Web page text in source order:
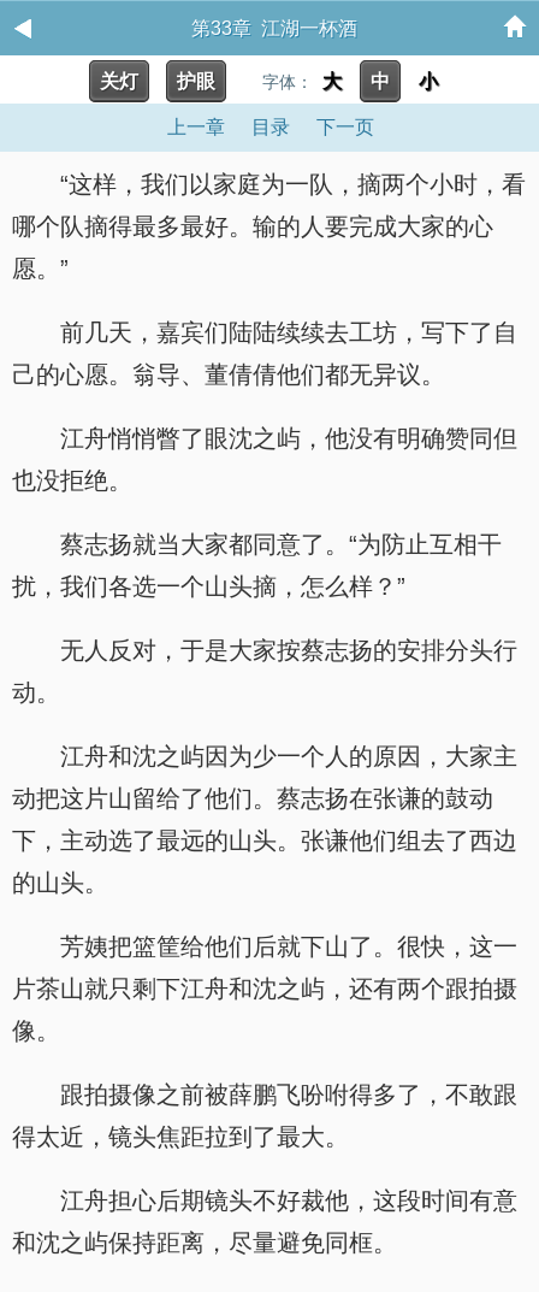
第33章 江湖一杯酒
关灯 护眼 字体： 大 中 小
上一章 目录 下一页
“这样，我们以家庭为一队，摘两个小时，看
哪个队摘得最多最好。输的人要完成大家的心
愿。”
前几天，嘉宾们陆陆续续去工坊，写下了自
己的心愿。翁导、董倩倩他们都无异议。
江舟悄悄瞥了眼沈之屿，他没有明确赞同但
也没拒绝。
蔡志扬就当大家都同意了。“为防止互相干
扰，我们各选一个山头摘，怎么样？”
无人反对，于是大家按蔡志扬的安排分头行
动。
江舟和沈之屿因为少一个人的原因，大家主
动把这片山留给了他们。蔡志扬在张谦的鼓动
下，主动选了最远的山头。张谦他们组去了西边
的山头。
芳姨把篮筐给他们后就下山了。很快，这一
片茶山就只剩下江舟和沈之屿，还有两个跟拍摄
像。
跟拍摄像之前被薛鹏飞吩咐得多了，不敢跟
得太近，镜头焦距拉到了最大。
江舟担心后期镜头不好裁他，这段时间有意
和沈之屿保持距离，尽量避免同框。